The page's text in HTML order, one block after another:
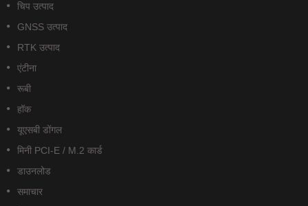
चिप उत्पाद
GNSS उत्पाद
RTK उत्पाद
एंटीना
रूबी
हॉक
यूएसबी डोंगल
मिनी PCI-E / M.2 कार्ड
डाउनलोड
समाचार